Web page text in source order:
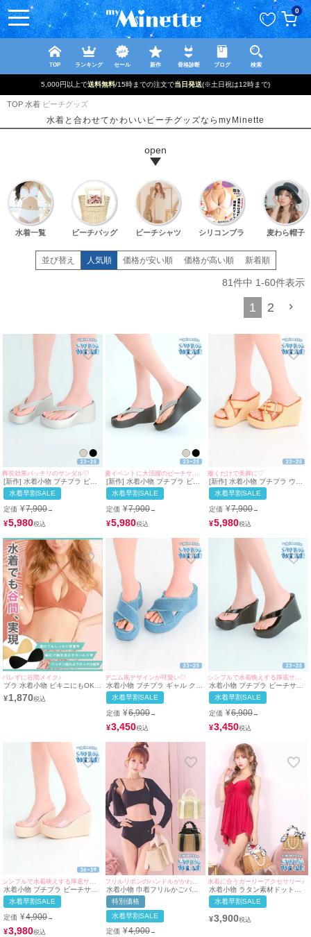
0
TOP ランキング セール 新作 骨格診断 ブログ 検索
5,000円以上で送料無料/15時までの注文で当日発送(※土日祝は12時まで)
TOP 水着 ビーチグッズ
水着と合わせてかわいいビーチグッズならmyMinette
水着一覧 ビーチバッグ ビーチシャツ シリコンブラ 麦わら帽子
並び替え 人気順 価格が安い順 価格が高い順 新着順
81件中 1-60件表示
1 2
脚長効果バッチリのサンダル♡
[新作] 水着小物 プチプラ ビジ
ュー キラキラ ウェッジソール
シンプル ビーチサンダル シル
バー (約23cm相当~約25cm相
当対応)| myMinette/マイミネッ
ト
水着早割SALE
定価 ¥7,900→
¥5,980
[新作] 水着小物 プチプラ ビジ
ュー キラキラ ウェッジソール
シンプル ビーチサンダル (約
23cm相当~約25cm相当対応)|
myMinette/マイミネット
水着早割SALE
定価 ¥7,900→
¥5,980
履くだけで美脚に♡
[新作] 水着小物 プチプラ ウェ
ッジソール 厚底 ゴールドバッ
クル ビーチ サンダル (約23cm
相当~約25cm相当対応) |
myMinette/マイミネット
水着早割SALE
定価 ¥7,900→
¥5,980
バレずに谷間メイク♪
ブラ 水着小物 ビキニにもOK♪
ボリュームアップエアーヌード
ブラ
¥1,870
デニム風デザインが可愛い♡
水着小物 プチプラ ギャル クロ
スデザイン フリンジデニム 青
ブルー 厚底 サンダル (約
23cm~約25cm対応 |
myMinette/マイミネット)
水着早割SALE
定価 ¥6,900→
¥3,450
水着小物 プチプラ ビーチサン
ダル ウェッジソール エナメル
素材 厚底サンダル (36~40サイ
ズ対応) | myMinette/マイミネ
ット
水着早割SALE
定価 ¥6,900→
¥3,450
水着小物 プチプラ ビーチサン
ダル ウェッジソール ジュート
厚底 サンダル (36~39サイズ対
応) | myMinette/マイミネット
水着早割SALE
定価 ¥4,900→
¥3,980
フリルリボンのハンドルがかわいい♪
水着小物 巾着フリルかごバッ
グ
特別価格
水着早割SALE
定価 ¥4,900→
水着に合うガーリーアクセサリー♪
水着小物 ラタン素材ドットス
カーフ×パールチャーム付きか
ごバッグ
水着早割SALE
¥3,900
ペー
ジト
ップ